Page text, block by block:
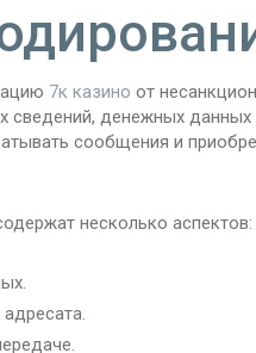
7к казино от
денежных данных
сообщения и
несколько аспектов: